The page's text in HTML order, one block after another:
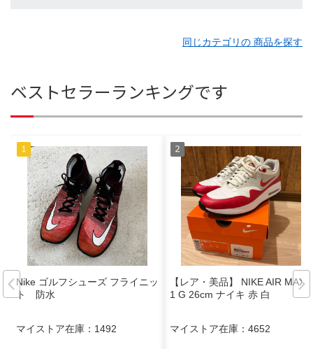
同じカテゴリの 商品を探す
ベストセラーランキングです
Nike ゴルフシューズ フライニッ
ト 防水
マイストア在庫： 1492
【レア・美品】 NIKE AIR MAX
1 G 26cm ナイキ 赤 白
マイストア在庫： 4652